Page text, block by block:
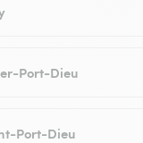
Port-Dieu
Port-Dieu